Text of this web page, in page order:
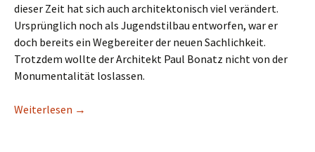
dieser Zeit hat sich auch architektonisch viel verändert.
Ursprünglich noch als Jugendstilbau entworfen, war er
doch bereits ein Wegbereiter der neuen Sachlichkeit.
Trotzdem wollte der Architekt Paul Bonatz nicht von der
Monumentalität loslassen.
Weiterlesen →